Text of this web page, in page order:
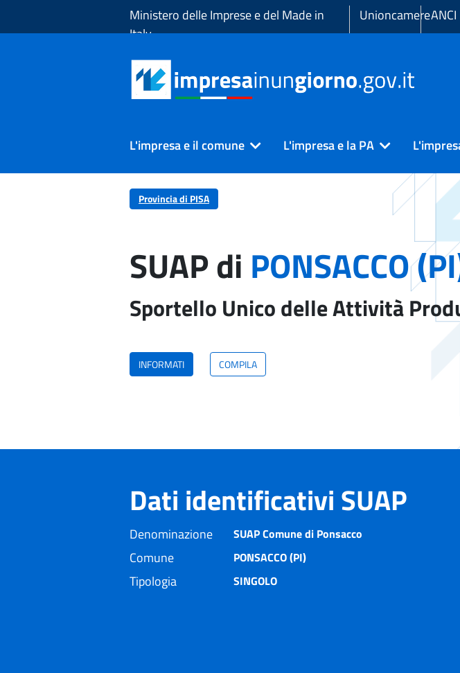
Ministero delle Imprese e del Made in
Italy
UnioncamereANCI
L'impresa e il comune L'impresa e la PA
Provincia di PISA
SUAP di PONSACCO
Sportello Unico delle Attività
INFORMATI COMPILA
Dati identificativi SUAP
Denominazione SUAP Comune di Ponsacco
Comune PONSACCO (PI)
Tipologia SINGOLO